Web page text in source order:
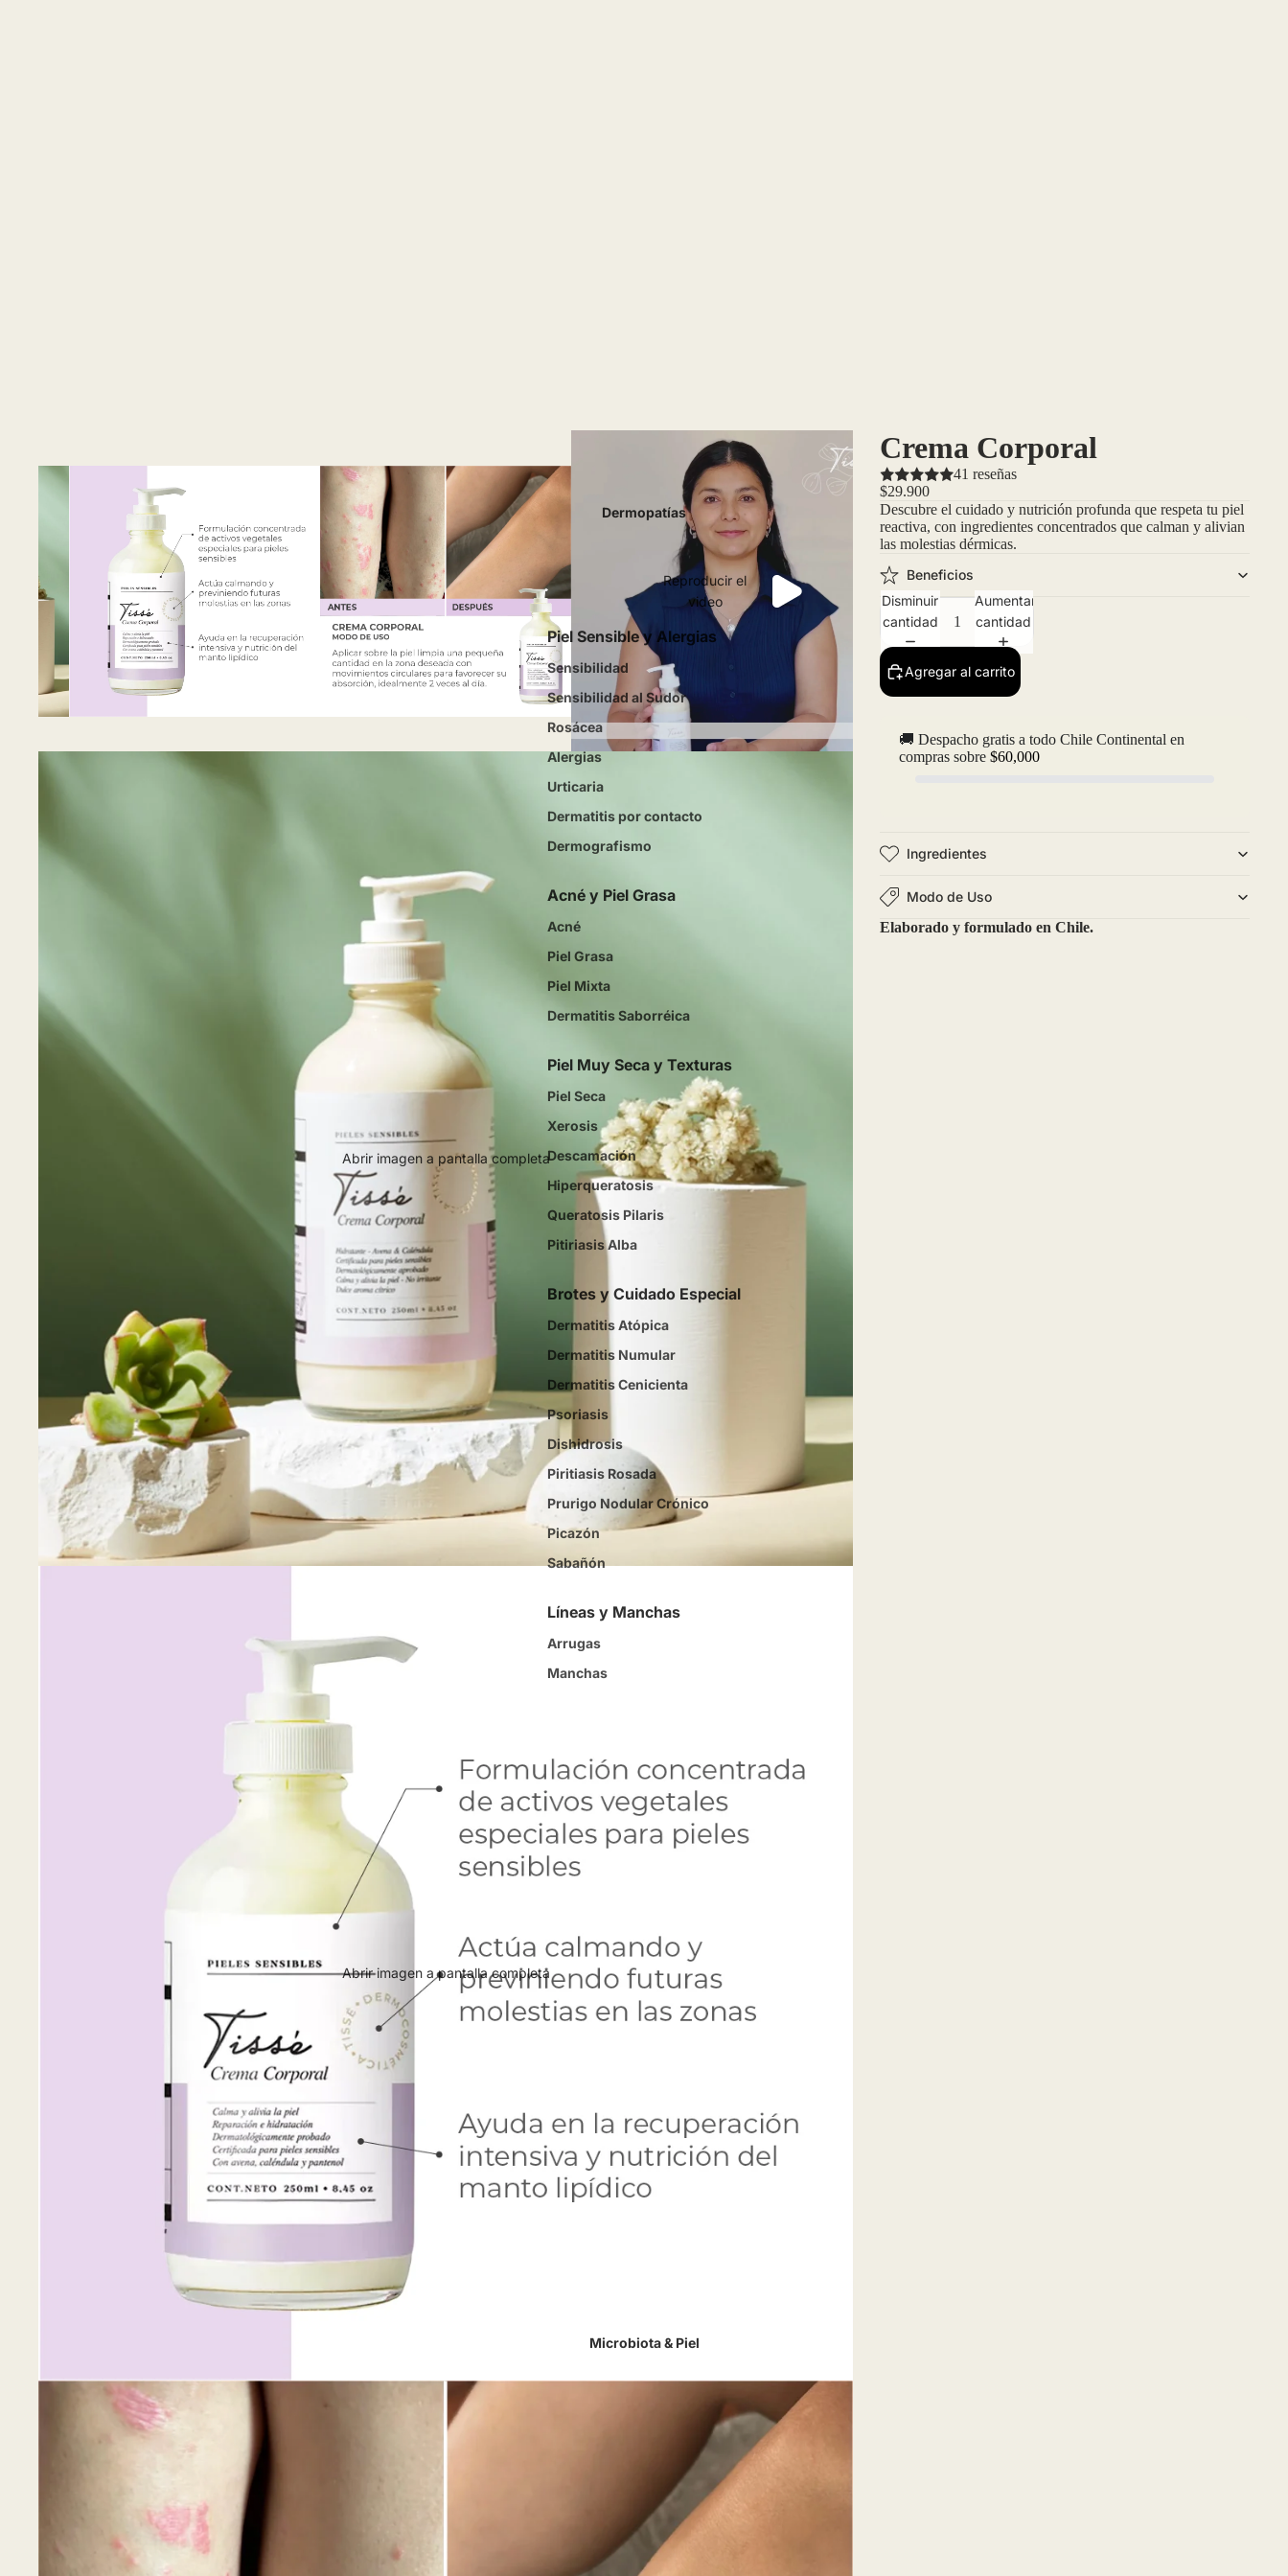
Dermopatías
Piel Sensible y Alergias
Sensibilidad
Sensibilidad al Sudor
Rosácea
Alergias
Urticaria
Dermatitis por contacto
Dermografismo
Acné y Piel Grasa
Acné
Piel Grasa
Piel Mixta
Dermatitis Saborréica
Piel Muy Seca y Texturas
Piel Seca
Xerosis
Descamación
Hiperqueratosis
Queratosis Pilaris
Pitiriasis Alba
Brotes y Cuidado Especial
Dermatitis Atópica
Dermatitis Numular
Dermatitis Cenicienta
Psoriasis
Dishidrosis
Piritiasis Rosada
Prurigo Nodular Crónico
Picazón
Sabañón
Líneas y Manchas
Arrugas
Manchas
Microbiota & Piel
Reproducir el
video
Abrir imagen a pantalla completa
Abrir imagen a pantalla completa
Crema Corporal
41 reseñas
$29.900
Descubre el cuidado y nutrición profunda que respeta tu piel
reactiva, con ingredientes concentrados que calman y alivian
las molestias dérmicas.
Beneficios
Disminuir
cantidad
Aumentar
cantidad
Agregar al carrito
🚚 Despacho gratis a todo Chile Continental en
compras sobre $60,000
Ingredientes
Modo de Uso
Elaborado y formulado en Chile.